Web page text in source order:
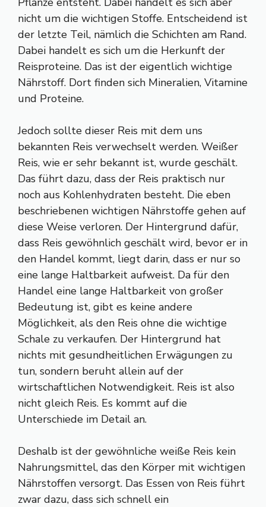
nicht um die wichtigen Stoffe. Entscheidend ist
der letzte Teil, nämlich die Schichten am Rand.
Dabei handelt es sich um die Herkunft der
Reisproteine. Das ist der eigentlich wichtige
Nährstoff. Dort finden sich Mineralien, Vitamine
und Proteine.
Jedoch sollte dieser Reis mit dem uns
bekannten Reis verwechselt werden. Weißer
Reis, wie er sehr bekannt ist, wurde geschält.
Das führt dazu, dass der Reis praktisch nur
noch aus Kohlenhydraten besteht. Die eben
beschriebenen wichtigen Nährstoffe gehen auf
diese Weise verloren. Der Hintergrund dafür,
dass Reis gewöhnlich geschält wird, bevor er in
den Handel kommt, liegt darin, dass er nur so
eine lange Haltbarkeit aufweist. Da für den
Handel eine lange Haltbarkeit von großer
Bedeutung ist, gibt es keine andere
Möglichkeit, als den Reis ohne die wichtige
Schale zu verkaufen. Der Hintergrund hat
nichts mit gesundheitlichen Erwägungen zu
tun, sondern beruht allein auf der
wirtschaftlichen Notwendigkeit. Reis ist also
nicht gleich Reis. Es kommt auf die
Unterschiede im Detail an.
Deshalb ist der gewöhnliche weiße Reis kein
Nahrungsmittel, das den Körper mit wichtigen
Nährstoffen versorgt. Das Essen von Reis führt
zwar dazu, dass sich schnell ein